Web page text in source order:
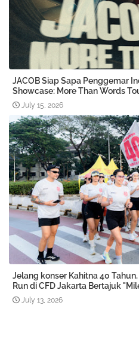
JACOB Siap Sapa Penggemar
Showcase: More Than Words
July 15, 2026
Jelang konser Kahitna 40
Run di CFD Jakarta Bertajuk
July 13, 2026